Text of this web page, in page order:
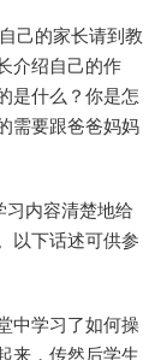
己的家长请到教
介绍自己的作
是什么？你是怎
需要跟爸爸妈妈
内容清楚地给
以下话述可供参
中学习了如何操
来，传然后学生